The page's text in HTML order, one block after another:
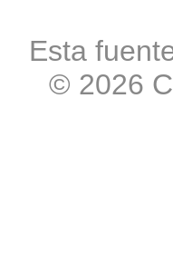
Esta
© 2026